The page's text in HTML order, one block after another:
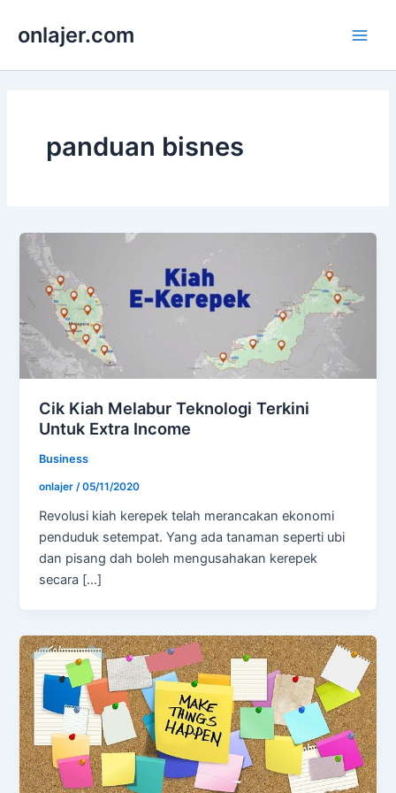
onlajer.com
panduan bisnes
Cik Kiah Melabur Teknologi Terkini
Untuk Extra Income
Business
onlajer/05/11/2020
Revolusi kiah kerepek telah merancakan ekonomi
penduduk setempat. Yang ada tanaman seperti ubi
dan pisang dah boleh mengusahakan kerepek
secara […]